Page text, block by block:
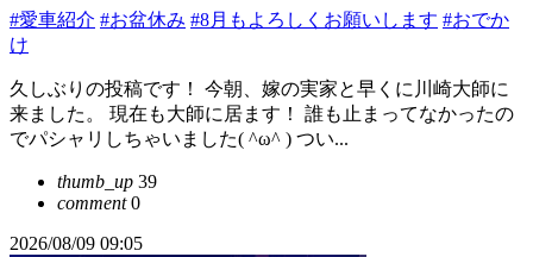
#愛車紹介 #お盆休み #8月もよろしくお願いします #おでか
け
久しぶりの投稿です！ 今朝、嫁の実家と早くに川崎大師に
来ました。 現在も大師に居ます！ 誰も止まってなかったの
でパシャリしちゃいました( ^ω^ ) つい...
thumb_up 39
comment0
2026/08/09 09:05